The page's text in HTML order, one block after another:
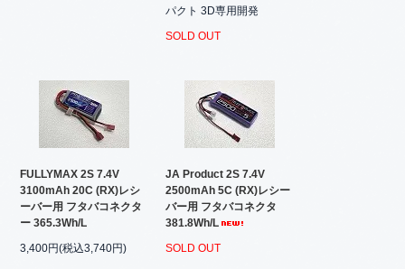
パクト 3D専用開発
SOLD OUT
FULLYMAX 2S 7.4V
3100mAh 20C (RX)レシ
ーバー用 フタバコネクタ
ー 365.3Wh/L
3,400円(税込3,740円)
JA Product 2S 7.4V
2500mAh 5C (RX)レシー
バー用 フタバコネクタ
381.8Wh/L
SOLD OUT